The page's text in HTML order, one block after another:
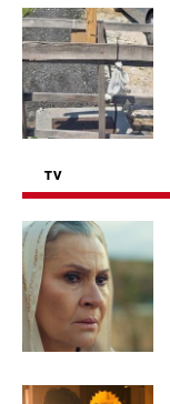
TV